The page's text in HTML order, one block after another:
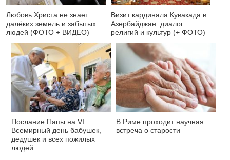
Любовь Христа не знает
далёких земель и забытых
людей (ФОТО + ВИДЕО)
Визит кардинала Кувакада в
Азербайджан: диалог
религий и культур (+ ФОТО)
Послание Папы на VI
Всемирный день бабушек,
дедушек и всех пожилых
людей
В Риме проходит научная
встреча о старости